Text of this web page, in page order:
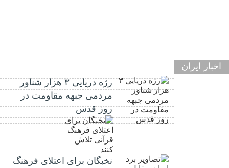
اخبار ایران
رژه دریایی ۳ هزار شناور
مردمی جبهه مقاومت در
روز قدس
نخبگان برای اعتلای فرهنگ